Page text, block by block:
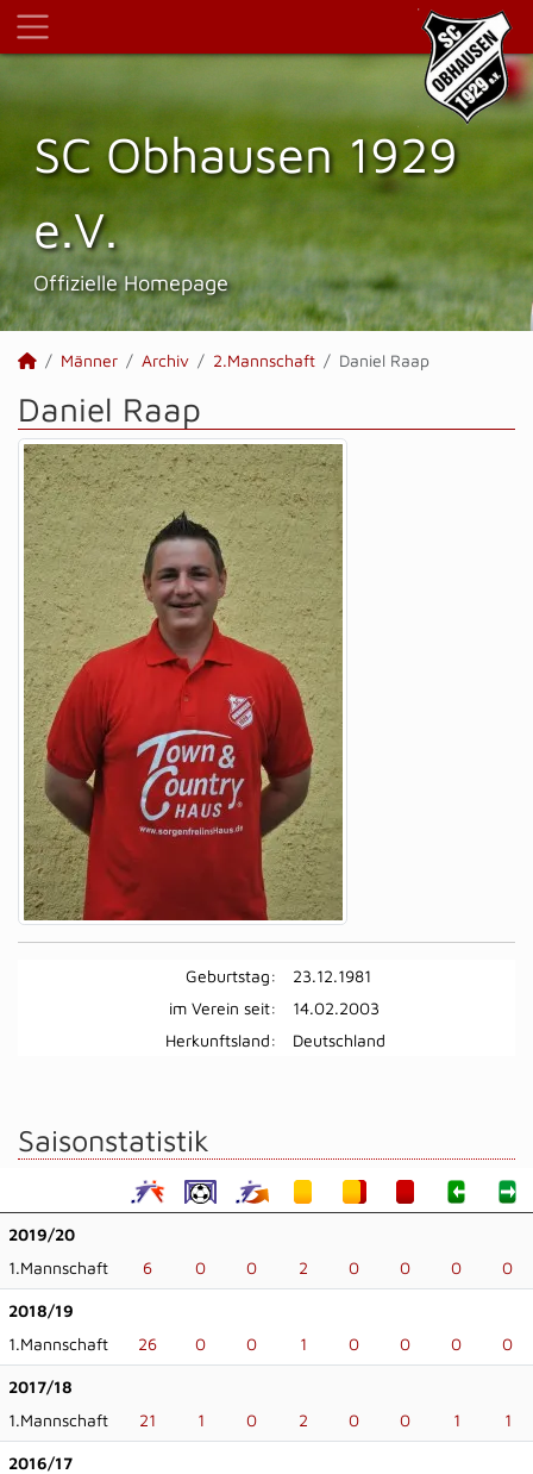
SC Obhausen 1929
e.V.
Offizielle Homepage
Männer Archiv 2.Mannschaft Daniel Raap
Daniel Raap
Geburtstag:
23.12.1981
im Verein seit:
14.02.2003
Herkunftsland:
Deutschland
Saisonstatistik
2019/20
1.Mannschaft
6 0 0 2 0 0 0 0
2018/19
1.Mannschaft
26 0 0 1 0 0 0 0
2017/18
1.Mannschaft
21 1 0 2 0 0 1 1
2016/17